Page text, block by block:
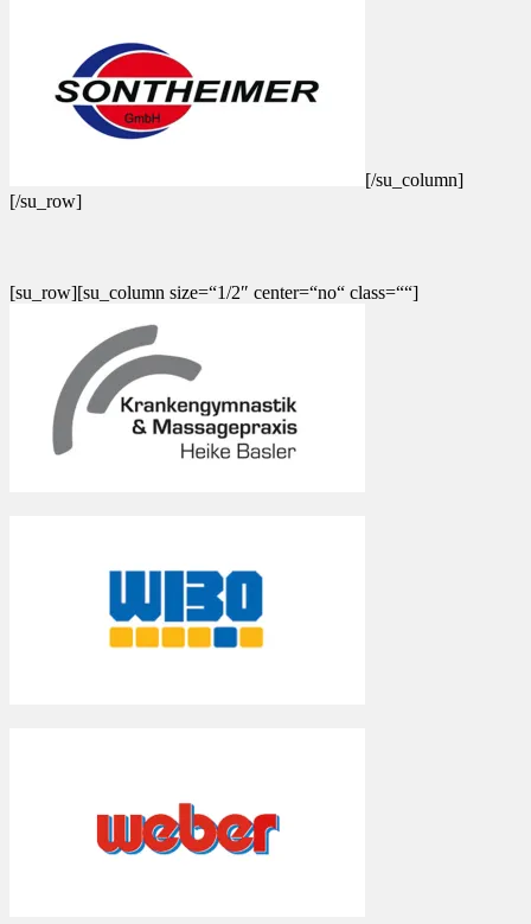
[/su_column]
[/su_row]
[su_row][su_column size=“1/2″ center=“no“ class=““]